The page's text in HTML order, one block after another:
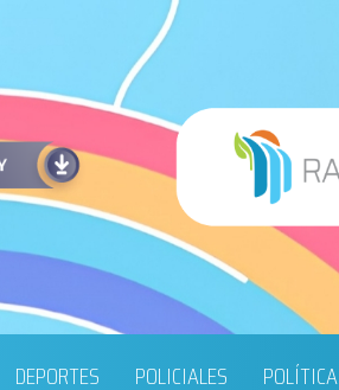
DEPORTES POLICIALES POLÍTICA